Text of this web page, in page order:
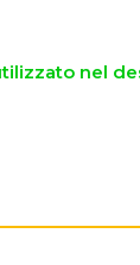
nel